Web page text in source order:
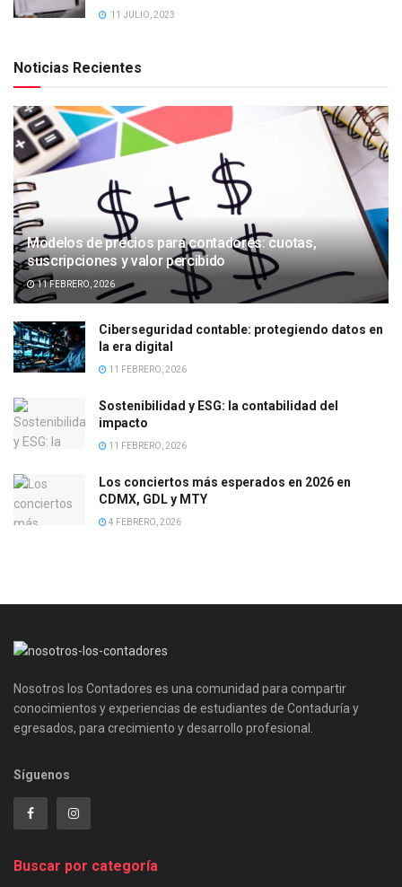
11 JULIO, 2023
Noticias Recientes
Modelos de precios para contadores: cuotas,
suscripciones y valor percibido
11 FEBRERO, 2026
Ciberseguridad contable: protegiendo datos en
la era digital
11 FEBRERO, 2026
Sostenibilidad y ESG: la contabilidad del
impacto
11 FEBRERO, 2026
Los conciertos más esperados en 2026 en
CDMX, GDL y MTY
4 FEBRERO, 2026
Nosotros los Contadores es una comunidad para compartir
conocimientos y experiencias de estudiantes de Contaduría y
egresados, para crecimiento y desarrollo profesional.
Síguenos
Buscar por categoría